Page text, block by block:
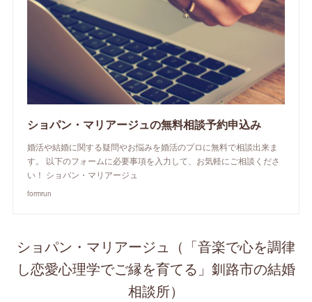
ショパン・マリアージュの無料相談予約申込み
婚活や結婚に関する疑問やお悩みを婚活のプロに無料で相談出来ま
す。 以下のフォームに必要事項を入力して、お気軽にご相談くださ
い！ ショパン・マリアージュ
formrun
ショパン・マリアージュ（「音楽で心を調律
し恋愛心理学でご縁を育てる」釧路市の結婚
相談所）